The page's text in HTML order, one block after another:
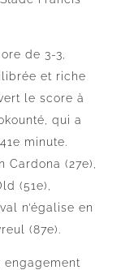
de 3-3,
et riche
le score à
qui a
minute.
(27e),
(51e),
n’égalise en
(87e).
engagement